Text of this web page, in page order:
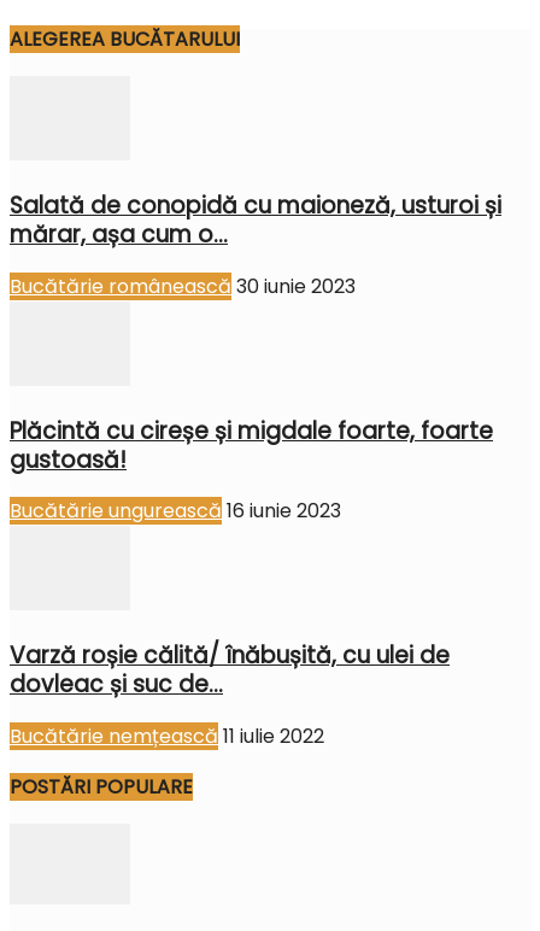
ALEGEREA BUCĂTARULUI
Salată de conopidă cu maioneză, usturoi și
mărar, așa cum o...
Bucătărie românească 30 iunie 2023
Plăcintă cu cireșe și migdale foarte, foarte
gustoasă!
Bucătărie ungurească 16 iunie 2023
Varză roșie călită/ înăbușită, cu ulei de
dovleac și suc de...
Bucătărie nemțească 11 iulie 2022
POSTĂRI POPULARE